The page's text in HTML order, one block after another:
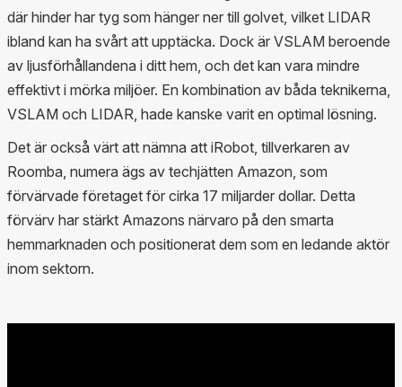
där hinder har tyg som hänger ner till golvet, vilket LIDAR
ibland kan ha svårt att upptäcka. Dock är VSLAM beroende
av ljusförhållandena i ditt hem, och det kan vara mindre
effektivt i mörka miljöer. En kombination av båda teknikerna,
VSLAM och LIDAR, hade kanske varit en optimal lösning.
Det är också värt att nämna att iRobot, tillverkaren av
Roomba, numera ägs av techjätten Amazon, som
förvärvade företaget för cirka 17 miljarder dollar. Detta
förvärv har stärkt Amazons närvaro på den smarta
hemmarknaden och positionerat dem som en ledande aktör
inom sektorn.